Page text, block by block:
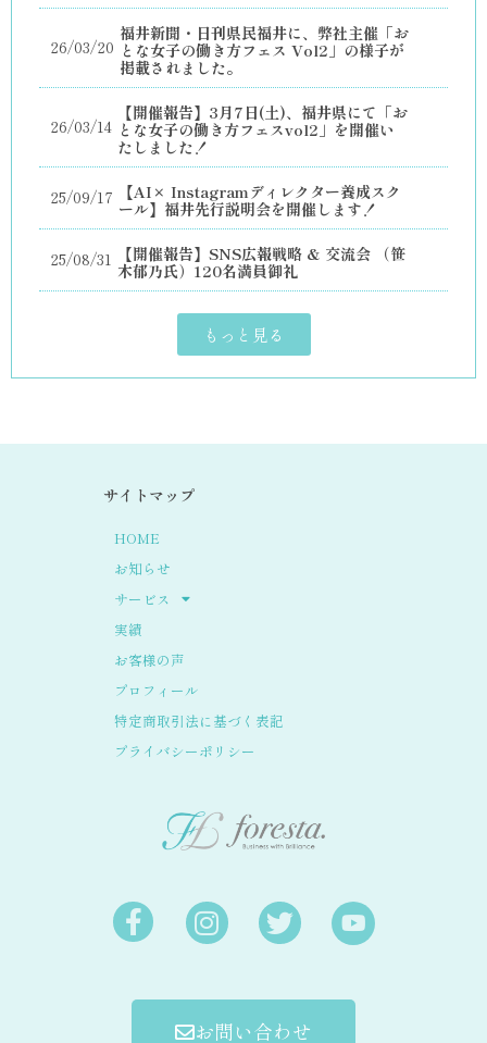
26/03/20
福井新聞・日刊県民福井に、弊社主催「お
とな女子の働き方フェス Vol2」の様子が
掲載されました。
26/03/14
【開催報告】3月7日(土)、福井県にて「お
とな女子の働き方フェスvol2」を開催い
たしました！
25/09/17
【AI× Instagramディレクター養成スク
ール】福井先行説明会を開催します！
25/08/31
【開催報告】SNS広報戦略 & 交流会 （笹
木郁乃氏）120名満員御礼
もっと見る
サイトマップ
HOME
お知らせ
サービス
実績
お客様の声
プロフィール
特定商取引法に基づく表記
プライバシーポリシー
お問い合わせ